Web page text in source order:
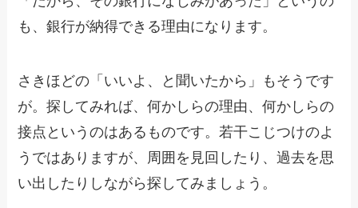
も、銀行が納得できる理由になります。
さきほどの「いいよ、と聞いたから」もそうです
が。探してみれば、何かしらの理由、何かしらの
接点というのはあるものです。若干こじつけのよ
うではありますが、周囲を見回したり、過去を思
い出したりしながら探してみましょう。